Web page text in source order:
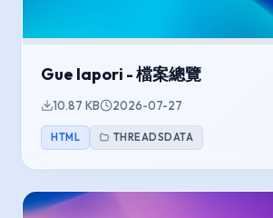
Gue lapori - 檔案總覽
10.87 KB 2026-07-27
HTML THREADSDATA